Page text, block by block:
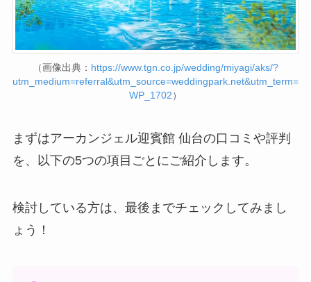
（画像出典： https://www.tgn.co.jp/wedding/miyagi/aks/?
utm_medium=referral&utm_source=weddingpark.net&utm_term=
WP_1702）
まずはアーカンジェル迎賓館 仙台の口コミや評判
を、以下の5つの項目ごとにご紹介します。
検討している方は、最後までチェックしてみまし
ょう！